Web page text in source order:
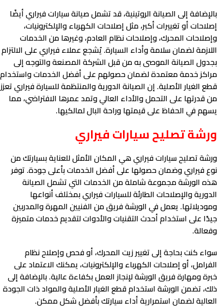
بالإضافة إلى الصيانة الروتينية، قد تشمل صيانة سيارات فيراري أيضًا
إصلاحات أو تغييرات أكبر، مثل إصلاحات الكهرباء والإلكترونيات،
وإصلاحات المحرك، وإصلاحات نظام العادم، وغيرها من الخدمات
اللازمة لضمان سلامة وأداء السيارة. يُشجع عملاء فيراري على الالتزام
بجدول الصيانة الموصى به من قبل الشركة المصنعة والتوجه إلى
مراكز خدمة معتمدة لضمان حصولهم على أفضل الخدمات واستخدام
قطع الغيار الأصلية. إن الصيانة الدورية والمنتظمة للسيارة فيراري تعزز
من قدرتها على التحمل والأداء العالي وتمد عمرها الافتراضي، مما
يسهم في الحفاظ على قيمتها وراحة البال لمالكيها.
ورشة تصليح سيارات فيراري
ورشة تصليح سيارات فيراري هي المكان الأمثل للعناية بسيارتك من
نوع فيراري وضمان حصولها على أفضل الخدمات بأعلى جودة. توفر
هذه الورشة مجموعة شاملة من الخدمات التي تشمل الصيانة
الدورية والإصلاحات الطارئة للسيارات فيراري بمختلف أنواعها
وموديلاتها. يعمل في الورشة فريق من الفنيين المهرة والمدربين
جيدًا على استخدام أحدث التقنيات والأدوات لتقديم خدمات متميزة
وفعالة.
سواء كنت بحاجة إلى تغيير زيت المحرك، أو فحص وإصلاح نظام
الفرامل، أو إصلاحات الكهرباء والإلكترونيات، يمكنك الاعتماد على
خبرة ومهارة فريق الورشة لإنجاز العمل بكفاءة عالية. بالإضافة إلى
ذلك، تضمن الورشة استخدام قطع الغيار الأصلية والمواد ذات الجودة
العالية لضمان استمرارية أداء سيارتك بأفضل شكل ممكن.